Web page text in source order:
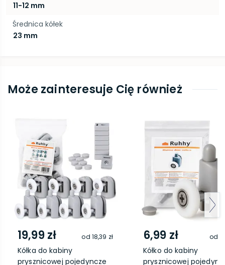
11-12 mm
Średnica kółek
23 mm
Może zainteresuje Cię również
19,99 zł od 18,39 zł
Kółka do kabiny
prysznicowej pojedyncze
6,99 zł od
Kółko do kabiny
prysznicowej